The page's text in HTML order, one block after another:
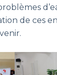
de ces